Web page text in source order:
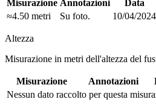
Misurazione Annotazioni
Data
≈4.50 metri
Su foto. 10/04/2024
Altezza
Misurazione in metri dell'altezza del
Misurazione Annotazioni
Nessun dato raccolto per questa